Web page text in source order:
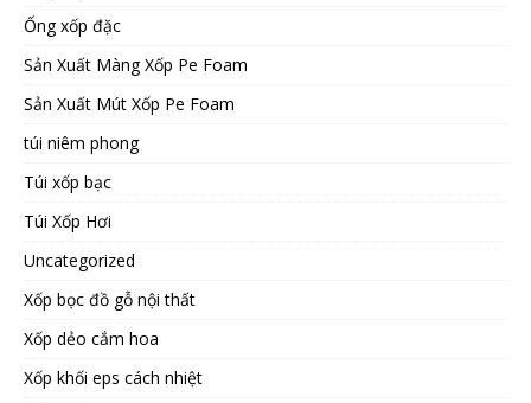
Ống xốp đặc
Sản Xuất Màng Xốp Pe Foam
Sản Xuất Mút Xốp Pe Foam
túi niêm phong
Túi xốp bạc
Túi Xốp Hơi
Uncategorized
Xốp bọc đồ gỗ nội thất
Xốp dẻo cắm hoa
Xốp khối eps cách nhiệt